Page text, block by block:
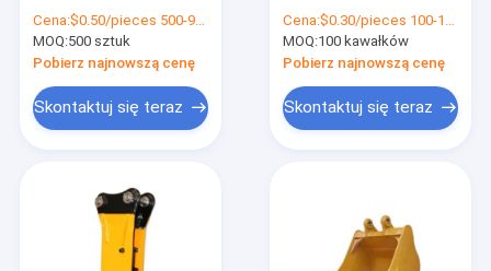
prezenty prezenty
świąteczne mały
prezent ozdób torba
Tote pudełko
opakowania
Cena:$0.50/pieces 500-999 pieces
MOQ:500 sztuk
Pobierz najnowszą cenę
Skontaktuj się teraz
prezentów z papieru
z własnym logo.
Cena:$0.30/pieces 100-1999 pieces
MOQ:100 kawałków
Pobierz najnowszą cenę
Skontaktuj się teraz